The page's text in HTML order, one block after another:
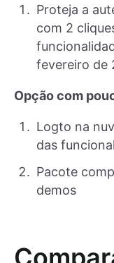
Proteja a
com 2
fevereiro de
Opção com
Logto na
das
Pacote
demos